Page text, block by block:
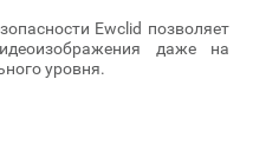
Ewclid позволяет
даже на
уровня.